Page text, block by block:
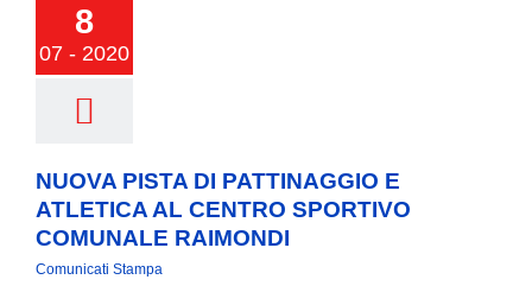
8
07 - 2020
NUOVA PISTA DI PATTINAGGIO E
ATLETICA AL CENTRO SPORTIVO
COMUNALE RAIMONDI
Comunicati Stampa